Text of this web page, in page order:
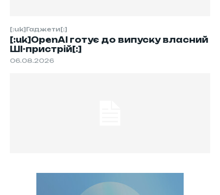
[:uk]Гаджети[:]
[:uk]OpenAI готує до випуску власний
ШІ-пристрій[:]
06.08.2026